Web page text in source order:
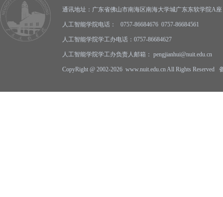
通讯地址：广东省佛山市南海区南海大学城广东东软学院A
人工智能学院电话： 0757-86684676 0757-86684561
人工智能学院学工办电话：0757-86684627
人工智能学院学工办负责人邮箱： pengjianhui@nuit.edu.cn
CopyRight @ 2002-2026 www.nuit.edu.cn All Rights Reserved